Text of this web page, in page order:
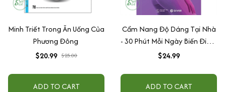
Minh Triết Trong Ăn Uống Của
Phương Đông
$20.99 $25.00
ADD TO CART
Cẩm Nang Độ Dáng Tại Nhà
- 30 Phút Mỗi Ngày Biến Điểm
Yếu Thành Điểm Yêu
$24.99
ADD TO CART